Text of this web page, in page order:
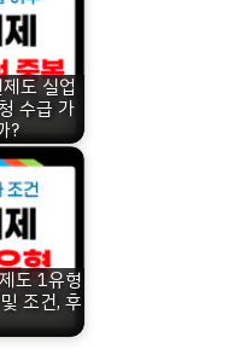
도 실업
수급 가
?
도 1유형
조건, 후